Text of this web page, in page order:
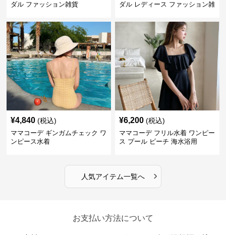
ダル ファッション雑貨
ダル レディース ファッション雑
¥4,840 (税込)
ママコーデ ギンガムチェック ワ
ンピース水着
¥6,200 (税込)
ママコーデ フリル水着 ワンピー
ス プール ビーチ 海水浴用
人気アイテム一覧へ ›
お支払い方法について